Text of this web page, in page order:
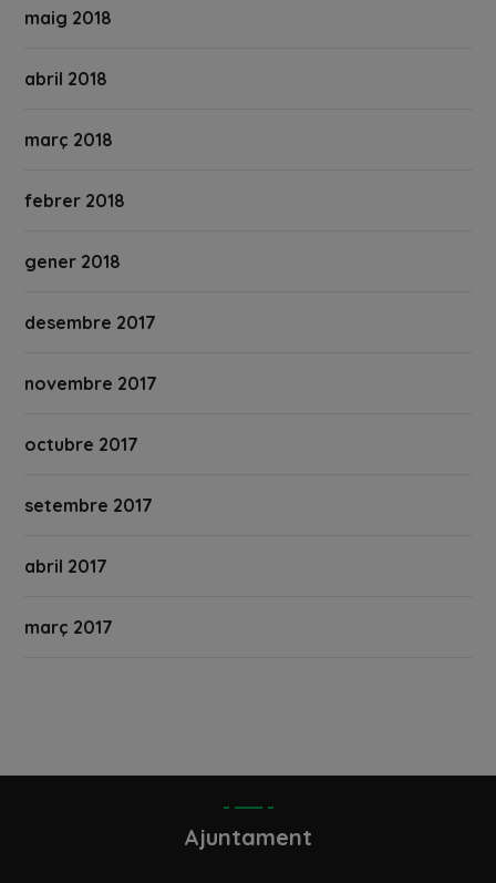
maig 2018
abril 2018
març 2018
febrer 2018
gener 2018
desembre 2017
novembre 2017
octubre 2017
setembre 2017
abril 2017
març 2017
Ajuntament